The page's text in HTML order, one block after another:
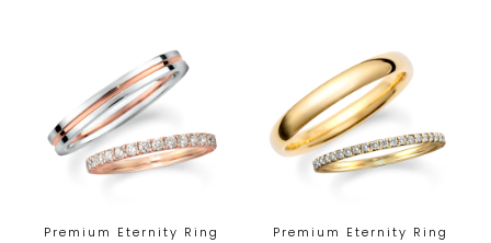
Premium Eternity Ring Premium Eternity Ring